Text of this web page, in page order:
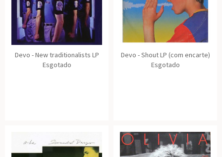
Devo - New traditionalists LP
Esgotado
Devo - Shout LP (com encarte)
Esgotado